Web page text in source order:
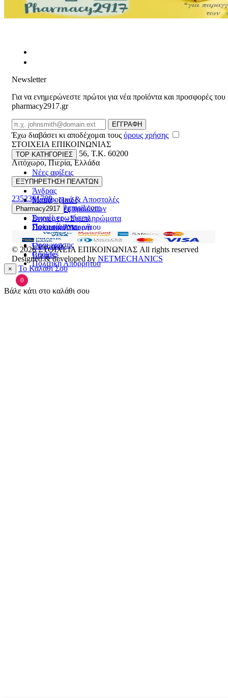
Newsletter
Για να ενημερώνεστε πρώτοι για νέα προϊόντα και προσφορές του
pharmacy2917.gr
Email
ΕΓΓΡΑΦΗ
Έχω διαβάσει κι αποδέχομαι τους όρους χρήσης
ΣΤΟΙΧΕΙΑ ΕΠΙΚΟΙΝΩΝΙΑΣ
Βασ. Κωνσταντίνου 56, T.K. 60200
Λιτόχωρο,Πιερία,Ελλάδα
ΓΕΜΗ:165892448000
2352301789
pharmacy2917@gmail.com
TOP ΚΑΤΗΓΟΡΙΕΣ
Νέες αφίξεις
Γυναίκα
Άνδρας
Μαμά - Παιδί
Προσφορές
Βιταμίνες - Συμπληρώματα
Στοματική Υγιεινή
Πρόσωπο
Εποχιακά
Brands
ΕΞΥΠΗΡΕΤΗΣΗ ΠΕΛΑΤΩΝ
Μεταφορικά & Αποστολές
Επιστροφές προϊόντων
Συχνές ερωτήσεις
Πολιτική Απορρήτου
Pharmacy2917
Ποιοι είμαστε
Επικοινωνία
Όροι χρήσης
Cookies
Πολιτική Απορρήτου
© 2026ΣΤΟΙΧΕΙΑ ΕΠΙΚΟΙΝΩΝΙΑΣ All rights reserved
Designed & developed by NETMECHANICS
× Το Καλάθι Σου
0
Βάλε κάτι στο καλάθι σου